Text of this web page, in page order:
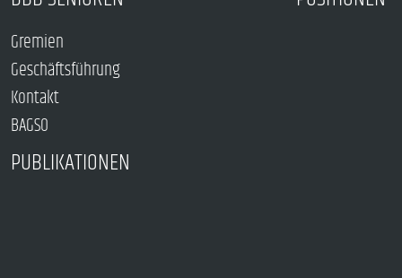
Gremien
Geschäftsführung
Kontakt
BAGSO
PUBLIKATIONEN